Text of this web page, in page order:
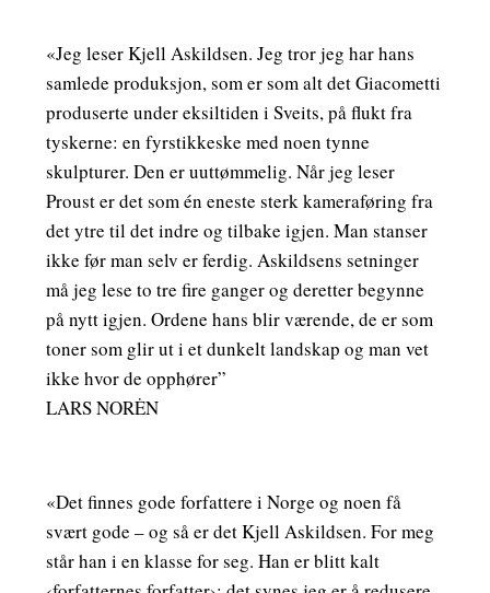
«Jeg leser Kjell Askildsen. Jeg tror jeg har hans
samlede produksjon, som er som alt det Giacometti
produserte under eksiltiden i Sveits, på flukt fra
tyskerne: en fyrstikkeske med noen tynne
skulpturer. Den er uuttømmelig. Når jeg leser
Proust er det som én eneste sterk kameraføring fra
det ytre til det indre og tilbake igjen. Man stanser
ikke før man selv er ferdig. Askildsens setninger
må jeg lese to tre fire ganger og deretter begynne
på nytt igjen. Ordene hans blir værende, de er som
toner som glir ut i et dunkelt landskap og man vet
ikke hvor de opphører”
LARS NORĖN
«Det finnes gode forfattere i Norge og noen få
svært gode – og så er det Kjell Askildsen. For meg
står han i en klasse for seg. Han er blitt kalt